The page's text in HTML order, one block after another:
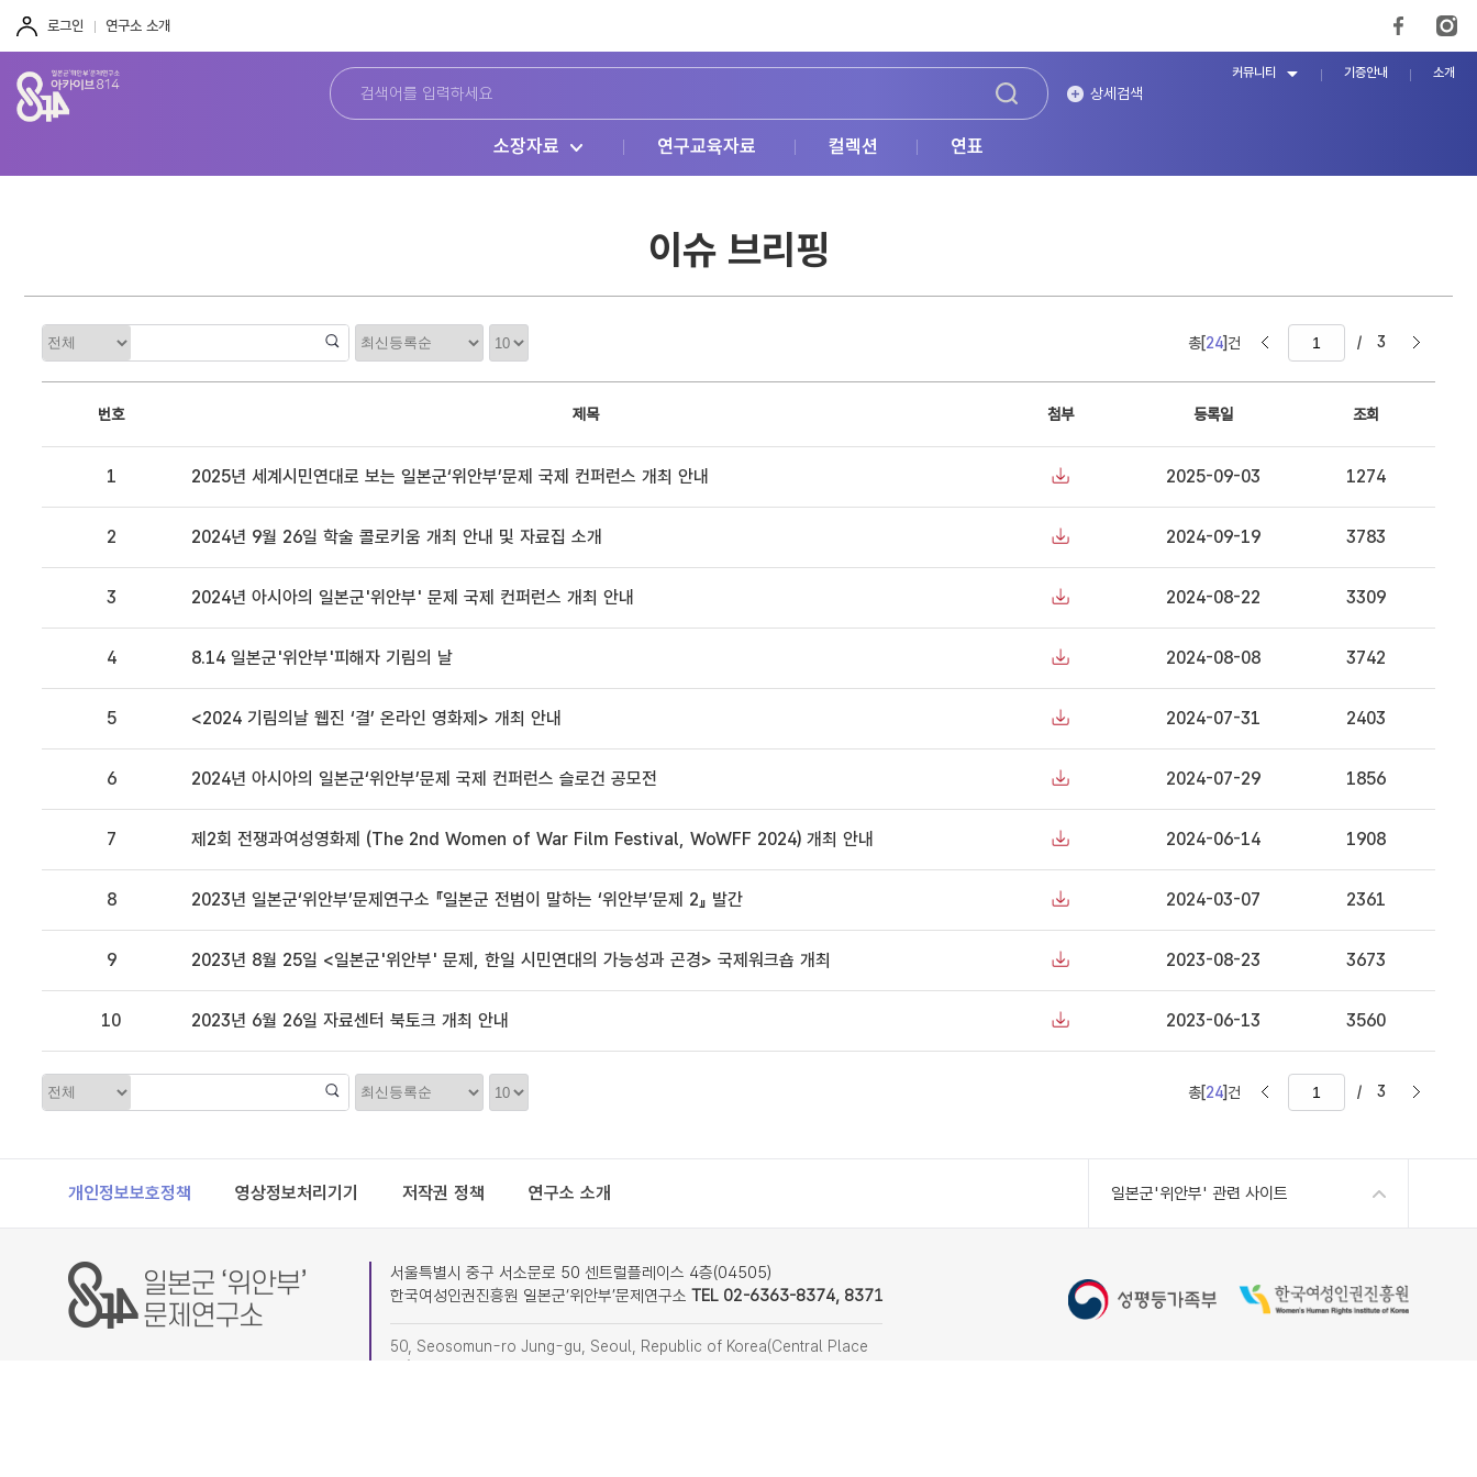
로그인 연구소 소개
상세검색
소장자료 연구교육자료 컬렉션 연표
커뮤니티 기증안내 소개
이슈 브리핑
카
고
리
정
렬
정
렬
갯
수
총[24]건 / 3
번호 제목 첨부 등록일 조회
1 2025년 세계시민연대로 보는 일본군‘위안부’문제 국제 컨퍼런스 개최 안내 2025-09-03 1274
2 2024년 9월 26일 학술 콜로키움 개최 안내 및 자료집 소개 2024-09-19 3783
3 2024년 아시아의 일본군'위안부' 문제 국제 컨퍼런스 개최 안내 2024-08-22 3309
4 8.14 일본군'위안부'피해자 기림의 날 2024-08-08 3742
5 <2024 기림의날 웹진 ‘결’ 온라인 영화제> 개최 안내 2024-07-31 2403
6 2024년 아시아의 일본군‘위안부’문제 국제 컨퍼런스 슬로건 공모전 2024-07-29 1856
7 제2회 전쟁과여성영화제 (The 2nd Women of War Film Festival, WoWFF 2024) 개최 안내 2024-06-14 1908
8 2023년 일본군‘위안부’문제연구소 『일본군 전범이 말하는 ‘위안부’문제 2』 발간 2024-03-07 2361
9 2023년 8월 25일 <일본군'위안부' 문제, 한일 시민연대의 가능성과 곤경> 국제워크숍 개최 2023-08-23 3673
10 2023년 6월 26일 자료센터 북토크 개최 안내 2023-06-13 3560
카
고
정
렬
정
렬
갯
총[24]건 / 3
Footer
개인정보보호정책 영상정보처리기기 저작권 정책 연구소 소개 일본군'위안부' 관련 사이트
서울특별시 중구 서소문로 50 센트럴플레이스 4층(04505)
한국여성인권진흥원 일본군‘위안부’문제연구소 TEL 02-6363-8374, 8371
50, Seosomun-ro Jung-gu, Seoul, Republic of Korea(Central Place